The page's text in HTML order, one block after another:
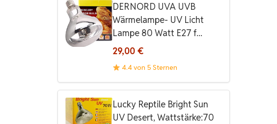
DERNORD UVA UVB
Wärmelampe- UV Licht
Lampe 80 Watt E27 f...
29,00 €
4.4 von 5 Sternen
Lucky Reptile Bright Sun
UV Desert, Wattstärke:70